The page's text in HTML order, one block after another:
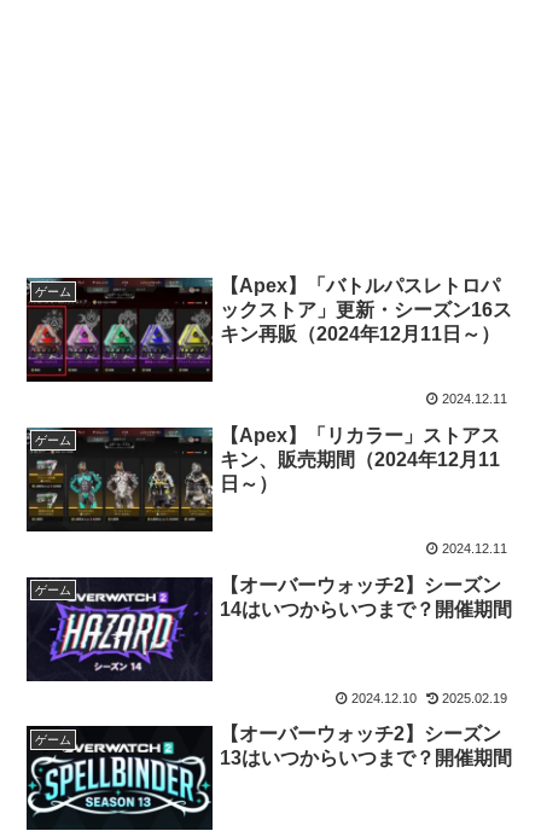
ゲーム
【Apex】「バトルパスレトロパ
ックストア」更新・シーズン16ス
キン再販（2024年12月11日～）
2024.12.11
ゲーム
【Apex】「リカラー」ストアス
キン、販売期間（2024年12月11
日～）
2024.12.11
ゲーム
【オーバーウォッチ2】シーズン
14はいつからいつまで？開催期間
2024.12.10 2025.02.19
ゲーム
【オーバーウォッチ2】シーズン
13はいつからいつまで？開催期間